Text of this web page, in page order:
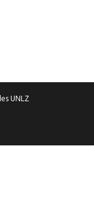
UNLZ